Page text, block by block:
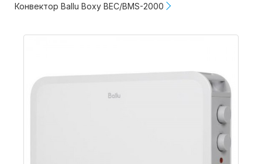
Конвектор Ballu Boxy BEC/BMS-2000